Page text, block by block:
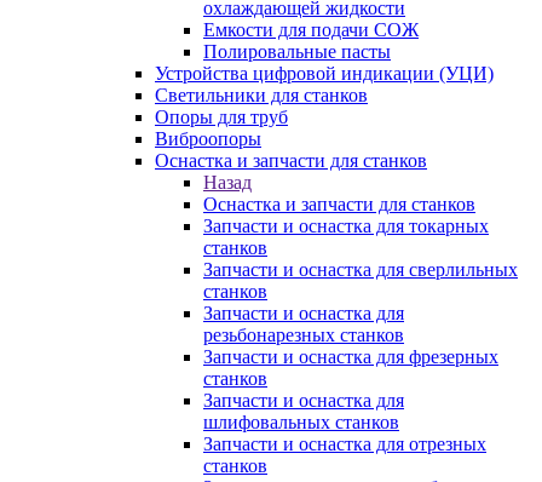
охлаждающей жидкости
Емкости для подачи СОЖ
Полировальные пасты
Устройства цифровой индикации (УЦИ)
Светильники для станков
Опоры для труб
Виброопоры
Оснастка и запчасти для станков
Назад
Оснастка и запчасти для станков
Запчасти и оснастка для токарных
станков
Запчасти и оснастка для сверлильных
станков
Запчасти и оснастка для
резьбонарезных станков
Запчасти и оснастка для фрезерных
станков
Запчасти и оснастка для
шлифовальных станков
Запчасти и оснастка для отрезных
станков